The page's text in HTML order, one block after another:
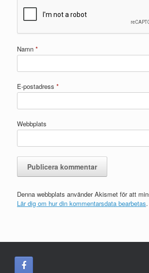
Namn *
E-postadress *
Webbplats
Denna webbplats använder Akismet för att
Lär dig om hur din kommentarsdata bearbetas.